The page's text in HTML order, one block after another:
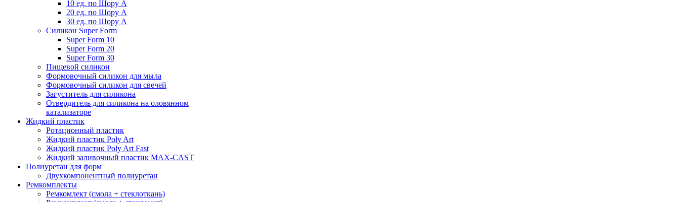
10 ед. по Шору А
20 ед. по Шору А
30 ед. по Шору А
Силикон Super Form
Super Form 10
Super Form 20
Super Form 30
Пищевой силикон
Формовочный силикон для мыла
Формовочный силикон для свечей
Загуститель для силикона
Отвердитель для силикона на оловянном
катализаторе
Жидкий пластик
Ротационный пластик
Жидкий пластик Poly Art
Жидкий пластик Poly Art Fast
Жидкий заливочный пластик MAX-CAST
Полиуретан для форм
Двухкомпонентный полиуретан
Ремкомплекты
Ремкомлект (смола + стеклоткань)